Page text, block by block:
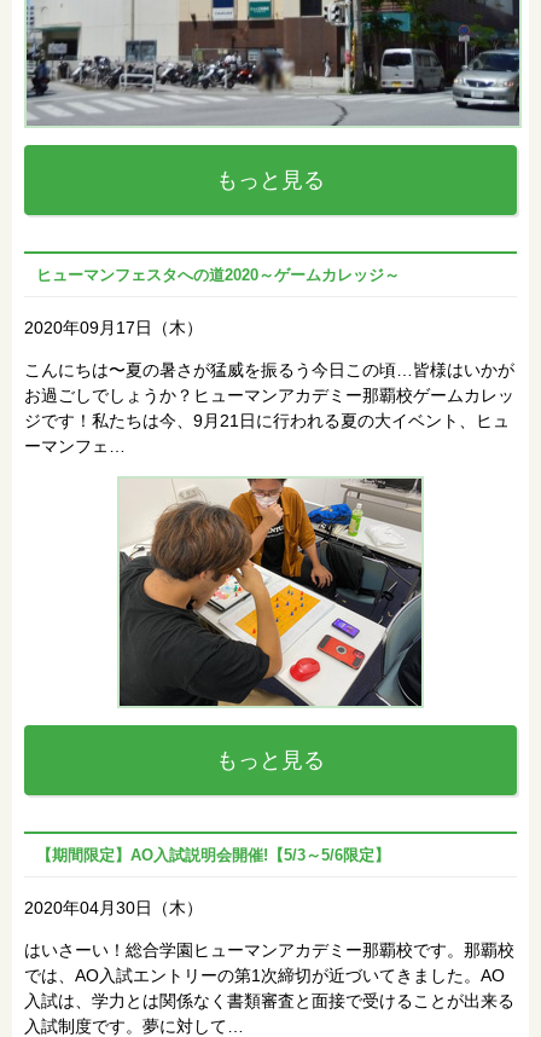
もっと見る
ヒューマンフェスタへの道2020～ゲームカレッジ～
2020年09月17日（木）
こんにちは〜夏の暑さが猛威を振るう今日この頃…皆様はいかが
お過ごしでしょうか？ヒューマンアカデミー那覇校ゲームカレッ
ジです！私たちは今、9月21日に行われる夏の大イベント、ヒュ
ーマンフェ…
もっと見る
【期間限定】AO入試説明会開催!【5/3～5/6限定】
2020年04月30日（木）
はいさーい！総合学園ヒューマンアカデミー那覇校です。那覇校
では、AO入試エントリーの第1次締切が近づいてきました。AO
入試は、学力とは関係なく書類審査と面接で受けることが出来る
入試制度です。夢に対して…